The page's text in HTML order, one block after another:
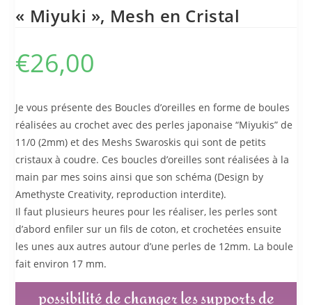
« Miyuki », Mesh en Cristal
€26,00
Je vous présente des Boucles d’oreilles en forme de boules
réalisées au crochet avec des perles japonaise “Miyukis” de
11/0 (2mm) et des Meshs Swaroskis qui sont de petits
cristaux à coudre. Ces boucles d’oreilles sont réalisées à la
main par mes soins ainsi que son schéma (Design by
Amethyste Creativity, reproduction interdite).
Il faut plusieurs heures pour les réaliser, les perles sont
d’abord enfiler sur un fils de coton, et crochetées ensuite
les unes aux autres autour d’une perles de 12mm. La boule
fait environ 17 mm.
possibilité de changer les supports de